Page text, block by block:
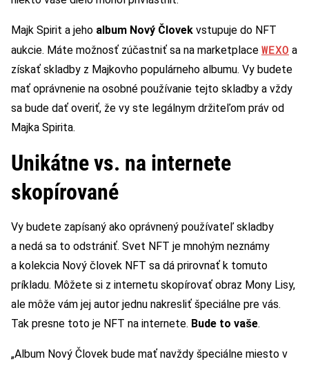
Majk Spirit a jeho album Nový Človek vstupuje do NFT
aukcie. Máte možnosť zúčastniť sa na marketplace WEXO a
získať skladby z Majkovho populárneho albumu. Vy budete
mať oprávnenie na osobné používanie tejto skladby a vždy
sa bude dať overiť, že vy ste legálnym držiteľom práv od
Majka Spirita.
Unikátne vs. na internete
skopírované
Vy budete zapísaný ako oprávnený používateľ skladby
a nedá sa to odstrániť. Svet NFT je mnohým neznámy
a kolekcia Nový človek NFT sa dá prirovnať k tomuto
príkladu. Môžete si z internetu skopírovať obraz Mony Lisy,
ale môže vám jej autor jednu nakresliť špeciálne pre vás.
Tak presne toto je NFT na internete. Bude to vaše.
„Album Nový Človek bude mať navždy špeciálne miesto v